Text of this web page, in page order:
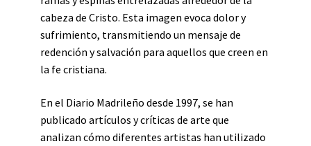
cabeza de Cristo. Esta imagen evoca dolor y
sufrimiento, transmitiendo un mensaje de
redención y salvación para aquellos que creen en
la fe cristiana.
En el Diario Madrileño desde 1997, se han
publicado artículos y críticas de arte que
analizan cómo diferentes artistas han utilizado